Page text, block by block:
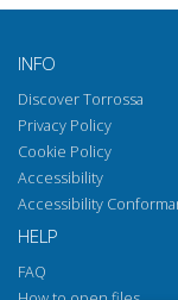
INFO
Discover Torrossa
Privacy Policy
Cookie Policy
Accessibility
Accessibility
HELP
FAQ